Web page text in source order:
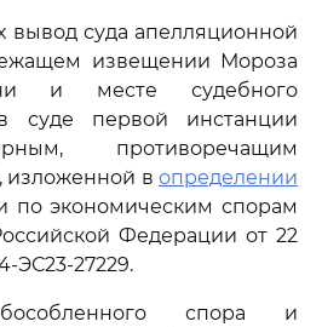
вывод суда апелляционной
извещении Мороза
и месте судебного
в суде первой инстанции
противоречащим
изложенной в определении
по экономическим спорам
Федерации от 22
ЭС23-27229.
спора и